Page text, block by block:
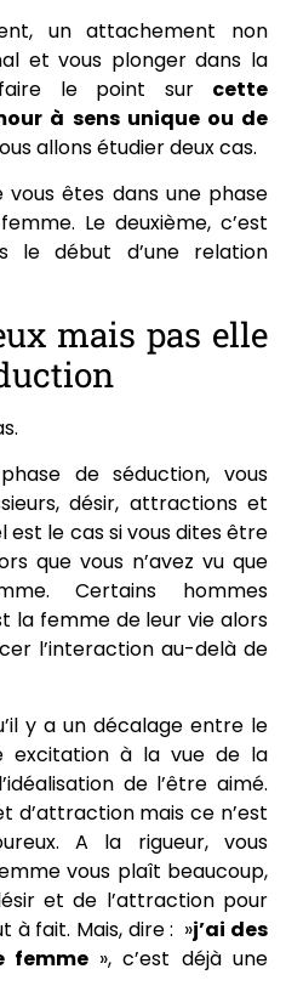
un attachement non
et vous plonger dans la
faire le point sur cette
à sens unique ou de
allons étudier deux cas.
vous êtes dans une phase
Le deuxième, c’est
le début d’une relation
mais pas elle
de séduction, vous
désir, attractions et
est le cas si vous dites être
que vous n’avez vu que
Certains hommes
la femme de leur vie alors
l’interaction au-delà de
y a un décalage entre le
excitation à la vue de la
de l’être aimé.
d’attraction mais ce n’est
A la rigueur, vous
vous plaît beaucoup,
et de l’attraction pour
à fait. Mais, dire : »j’ai des
femme», c’est déjà une